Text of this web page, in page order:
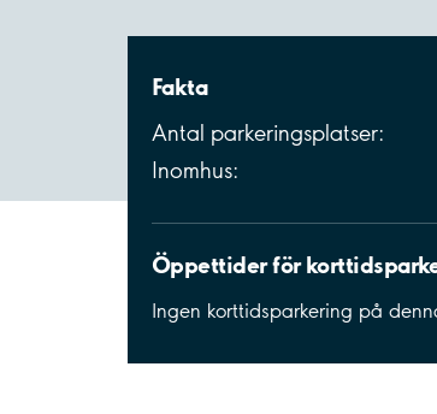
Fakta
Antal parkeringsplatser:
Inomhus:
Öppettider för
Ingen korttidsparkering på